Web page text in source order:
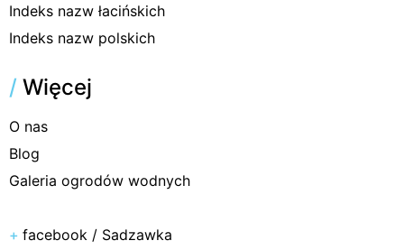
Indeks nazw łacińskich
Indeks nazw polskich
/ Więcej
O nas
Blog
Galeria ogrodów wodnych
+ facebook / Sadzawka